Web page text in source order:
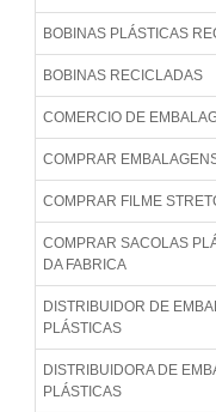
BOBINAS PLÁSTICAS
BOBINAS RECICLADAS
COMERCIO DE
COMPRAR
COMPRAR FILME
COMPRAR SACOLAS
DA FABRICA
DISTRIBUIDOR DE
PLÁSTICAS
DISTRIBUIDORA DE
PLÁSTICAS